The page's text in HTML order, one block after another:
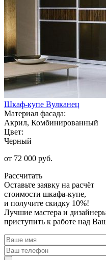
Шкаф-купе Вулканец
Материал фасада:
Акрил, Комбинированный
Цвет:
Черный
от 72 000 руб.
Рассчитать
Оставьте заявку на расчёт
стоимости шкафа-купе,
и получите скидку 10%!
Лучшие мастера и
приступить к работе над